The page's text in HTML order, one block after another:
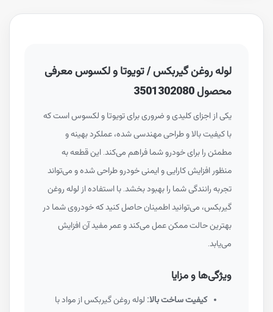
لوله روغن گیربکس / تویوتا و لکسوس معرفی
محصول 3501302080
یکی از اجزای کلیدی و ضروری برای تویوتا و لکسوس است که
با کیفیت بالا و طراحی مهندسی شده، عملکرد بهینه و
مطمئن را برای خودرو شما فراهم می‌کند. این قطعه به
منظور افزایش کارایی و ایمنی خودرو طراحی شده و می‌تواند
تجربه رانندگی شما را بهبود بخشد. با استفاده از لوله روغن
گیربکس، می‌توانید اطمینان حاصل کنید که خودروی شما در
بهترین حالت ممکن عمل می‌کند و عمر مفید آن افزایش
می‌یابد.
ویژگی‌ها و مزایا
کیفیت ساخت بالا:لوله روغن گیربکس از مواد با